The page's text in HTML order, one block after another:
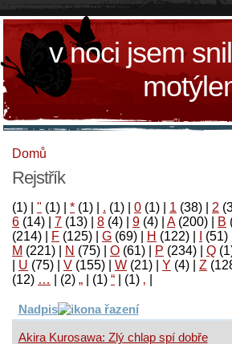
v noci jsem
Domů
Rejstřík
(1) " (1) * (1) . (1) 0 (1) 1 (38) 2
6 (14) 7 (13) 8 (4) 9 (4) A(200) B
(214)
F (125) G (69) H (122) (51)
M (221) N (75) O (61) P (234) Q
U (75) V (155) W (21) Y (4) Z
‚
(1)
“
(1)
„
(2)
…
(12)
Nadpis
Akira Kurosawa: Zlý chlap spí dobře